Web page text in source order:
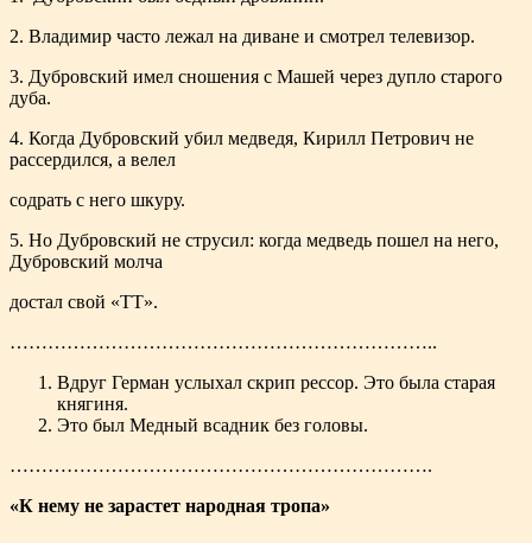
2. Владимир часто лежал на диване и смотрел телевизор.
3. Дубровский имел сношения с Машей через дупло старого
дуба.
4. Когда Дубровский убил медведя, Кирилл Петрович не
рассердился, а велел
содрать с него шкуру.
5. Но Дубровский не струсил: когда медведь пошел на него,
Дубровский молча
достал свой «ТТ».
…………………………………………………………..
Вдруг Герман услыхал скрип рессор. Это была старая
княгиня.
Это был Медный всадник без головы.
………………………………………………………….
«К нему не зарастет народная тропа»